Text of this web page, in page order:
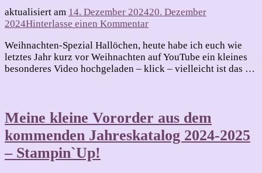
aktualisiert am 14. Dezember 202420. Dezember
2024Hinterlasse einen Kommentarzu
Weihnachten
für
2024
Weihnachten-Spezial Hallöchen, heute habe ich euch wie
letztes Jahr kurz vor Weihnachten auf YouTube ein kleines
besonderes Video hochgeladen – klick – vielleicht ist das …
Meine kleine Vororder aus dem
kommenden Jahreskatalog 2024-2025
– Stampin`Up!